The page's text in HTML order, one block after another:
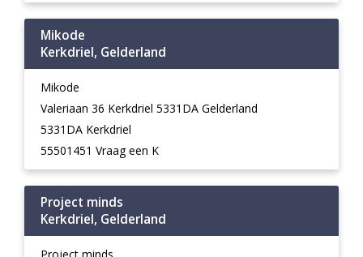
Mikode
Kerkdriel, Gelderland
Mikode
Valeriaan 36 Kerkdriel 5331DA Gelderland
5331DA Kerkdriel
55501451 Vraag een K
Project minds
Kerkdriel, Gelderland